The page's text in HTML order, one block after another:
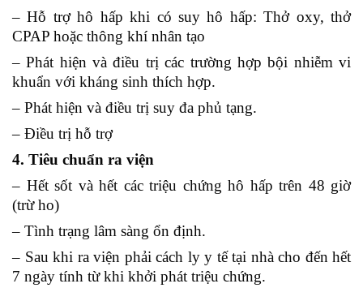
– Hỗ trợ hô hấp khi có suy hô hấp: Thở oxy, thở
CPAP hoặc thông khí nhân tạo
– Phát hiện và điều trị các trường hợp bội nhiễm vi
khuẩn với kháng sinh thích hợp.
– Phát hiện và điều trị suy đa phủ tạng.
– Điều trị hỗ trợ
4. Tiêu chuẩn ra viện
– Hết sốt và hết các triệu chứng hô hấp trên 48 giờ
(trừ ho)
– Tình trạng lâm sàng ổn định.
– Sau khi ra viện phải cách ly y tế tại nhà cho đến hết
7 ngày tính từ khi khởi phát triệu chứng.